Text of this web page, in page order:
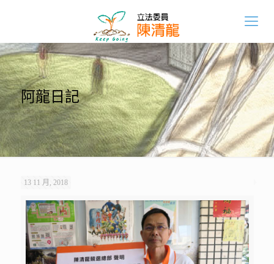
阿龍日記
13 11 月, 2018